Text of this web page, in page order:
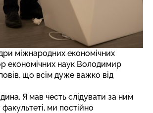
міжнародних економічних
економічних наук Володимир
що всім дуже важко від
Я мав честь слідувати за ним
ми постійно